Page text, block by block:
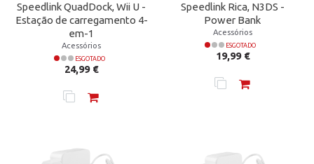
Speedlink QuadDock, Wii U -
Estação de carregamento 4-
em-1
Acessórios
ESGOTADO
Preço
24,99 €
Speedlink Rica, N3DS -
Power Bank
Acessórios
ESGOTADO
Preço
19,99 €